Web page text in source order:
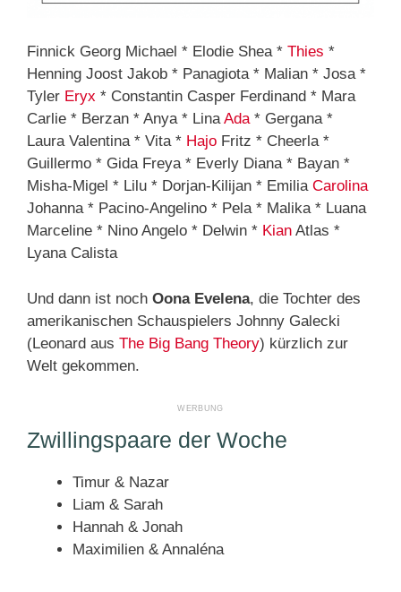
Finnick Georg Michael * Elodie Shea * Thies *
Henning Joost Jakob * Panagiota * Malian * Josa *
Tyler Eryx * Constantin Casper Ferdinand * Mara
Carlie * Berzan * Anya * LinaAda* Gergana *
Laura Valentina * Vita * Hajo Fritz * Cheerla *
Guillermo * Gida Freya * Everly Diana * Bayan *
Misha-Migel * Lilu * Dorjan-Kilijan * Emilia Carolina
Johanna * Pacino-Angelino * Pela * Malika * Luana
Marceline * Nino Angelo * Delwin * Kian Atlas *
Lyana Calista
Und dann ist noch Oona Evelena, die Tochter des
amerikanischen Schauspielers Johnny Galecki
(Leonard aus The Big Bang Theory) kürzlich zur
Welt gekommen.
Zwillingspaare der Woche
Timur & Nazar
Liam & Sarah
Hannah & Jonah
Maximilien & Annaléna